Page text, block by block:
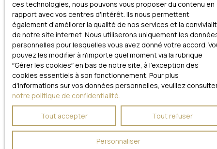
ces technologies, nous pouvons vous proposer du contenu en
rapport avec vos centres d'intérêt. Ils nous permettent
également d'améliorer la qualité de nos services et la
de notre site internet. Nous utiliserons uniquement les
personnelles pour lesquelles vous avez donné votre accord.
pouvez les modifier à n'importe quel moment via la rubrique
″Gérer les cookies″ en bas de notre site, à l'exception des
cookies essentiels à son fonctionnement. Pour plus
d'informations sur vos données personnelles, veuillez
notre politique de confidentialité.
Tout accepter Tout refuser
Personnaliser